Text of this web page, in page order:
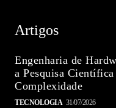
Artigos
Engenharia de
a Pesquisa
Complexidade
TECNOLOGIA 31/07/2026